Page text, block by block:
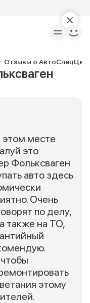
Отзывы о
месте
это
Фольксваген
авто здесь
Очень
по делу,
также на ТО,
этому